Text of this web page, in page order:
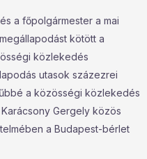
a főpolgármester a mai
kötött a
közlekedés
utasok százezrei
a közösségi közlekedés
Gergely közös
a Budapest-bérlet